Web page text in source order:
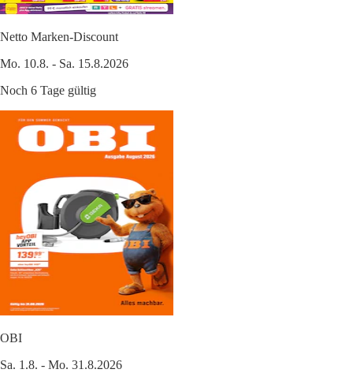
Netto Marken-Discount
Mo. 10.8. - Sa. 15.8.2026
Noch 6 Tage gültig
OBI
Sa. 1.8. - Mo. 31.8.2026